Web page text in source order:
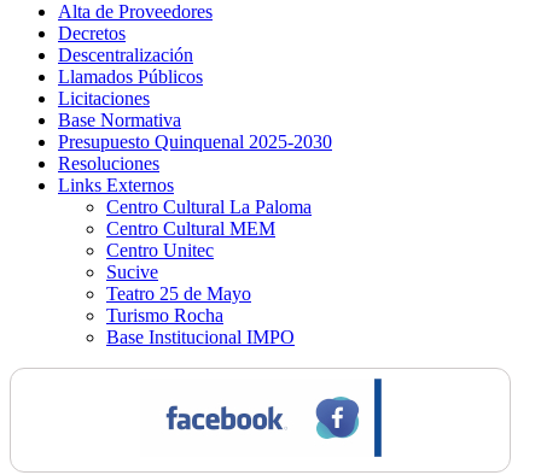
Alta de Proveedores
Decretos
Descentralización
Llamados Públicos
Licitaciones
Base Normativa
Presupuesto Quinquenal 2025-2030
Resoluciones
Links Externos
Centro Cultural La Paloma
Centro Cultural MEM
Centro Unitec
Sucive
Teatro 25 de Mayo
Turismo Rocha
Base Institucional IMPO